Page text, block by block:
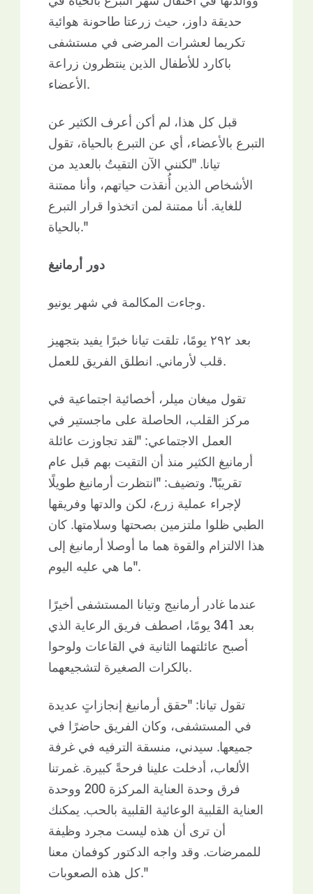
حديقة داوز، حيث زرعتا طاحونة هوائية
تكريما لعشرات المرضى في مستشفى
باكارد للأطفال الذين ينتظرون زراعة
الأعضاء.
قبل كل هذا، لم أكن أعرف الكثير عن
التبرع بالأعضاء، أي عن التبرع بالحياة، تقول
تيانا. "لكنني الآن التقيتُ بالعديد من
الأشخاص الذين أُنقذت حياتهم، وأنا ممتنة
للغاية. أنا ممتنة لمن اتخذوا قرار التبرع
بالحياة."
دور أرمانيغ
وجاءت المكالمة في شهر يونيو.
بعد ٢٩٢ يومًا، تلقت تيانا خبرًا يفيد بتجهيز
قلب لأرماني. انطلق الفريق للعمل.
تقول ميغان ميلر، أخصائية اجتماعية في
مركز القلب، الحاصلة على ماجستير في
العمل الاجتماعي: "لقد تجاوزت عائلة
أرمانيغ الكثير منذ أن التقيت بهم قبل عام
تقريبًا". وتضيف: "انتظرت أرمانيغ طويلًا
لإجراء عملية زرع، لكن والدتها وفريقها
الطبي ظلوا ملتزمين بصحتها وسلامتها. كان
هذا الالتزام والقوة هما ما أوصلا أرمانيغ إلى
ما هي عليه اليوم".
عندما غادر أرمانيج وتيانا المستشفى أخيرًا
بعد 341 يومًا، اصطف فريق الرعاية الذي
أصبح عائلتهما الثانية في القاعات ولوحوا
بالكرات الصغيرة لتشجيعهما.
تقول تيانا: "حقق أرمانيغ إنجازاتٍ عديدة
في المستشفى، وكان الفريق حاضرًا في
جميعها. سيدني، منسقة الترفيه في غرفة
الألعاب، أدخلت علينا فرحةً كبيرة. غمرتنا
فرق وحدة العناية المركزة 200 ووحدة
العناية القلبية الوعائية القلبية بالحب. يمكنك
أن ترى أن هذه ليست مجرد وظيفة
للممرضات. وقد واجه الدكتور كوفمان معنا
كل هذه الصعوبات."